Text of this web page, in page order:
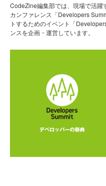
CodeZine編集部では、現場で活躍
カンファレンス「Developers
トするためのイベント「
ンスを企画・運営しています。